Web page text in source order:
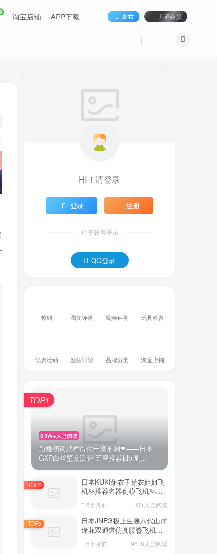
淘宝店铺 APP下载 发布 开通会员
HI！请登录
登录 注册
社交账号登录
QQ登录
签到 图文评测 视频评测 玩具科普
优惠活动 发帖讨论 品牌分类 淘宝店铺
8.9W+人已阅读
新婚初夜就榨得你一滴不剩❤——日本
GXP白丝壁女测评 五星推荐[db:副...
TOP1
日本KUKI芽衣子芽衣姐姐飞
机杯推荐名器倒模飞机杯测
6个月前 1W+人已阅读
TOP2
日本JNPG极上生腰六代山岸
逢花双通道仿真腰臀飞机杯
致真实感的资深玩家
6个月前 9618人已阅读
TOP3